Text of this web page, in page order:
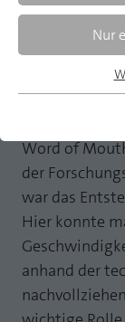
MP auf
MP auf LinkedIn
Newsletter
Word of
Werbung
Zur
Word of
der
war das
Hier konnte
anhand der
Nur
Essentielle
Webseite
Name
Anbieter
Laufzeit
Statistik und
CROSS-DEVICE
Name